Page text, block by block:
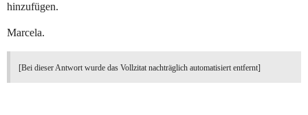
hinzufügen.
Marcela.
[Bei dieser Antwort wurde das Vollzitat nachträglich automatisiert entfernt]